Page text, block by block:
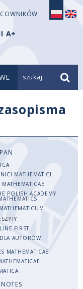
A+
szukaj...
MATHEMATICI
POLISH ACADEMY
FIRST
AUTORÓW
MATHEMATICAE